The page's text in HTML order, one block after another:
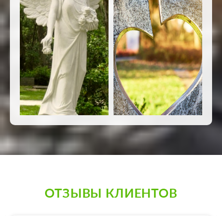
ОТЗЫВЫ КЛИЕНТОВ